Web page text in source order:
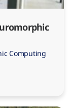
Computing